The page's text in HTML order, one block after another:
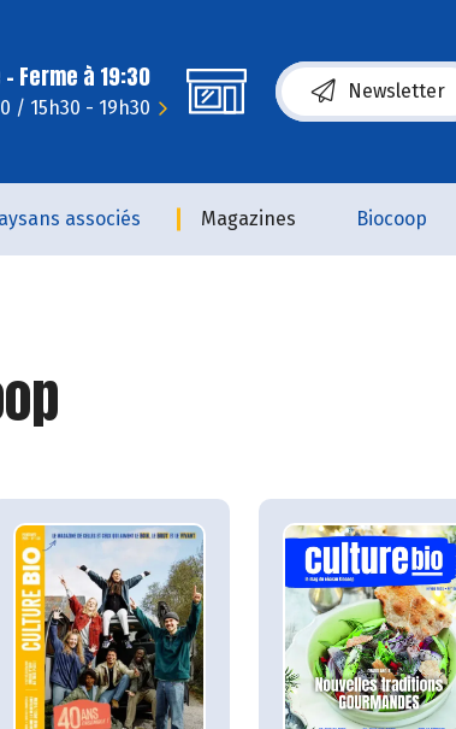
Ferme à 19:30
/ 15h30 - 19h30
Newsletter
(s’ouvre dans une
associés Magazines Biocoop